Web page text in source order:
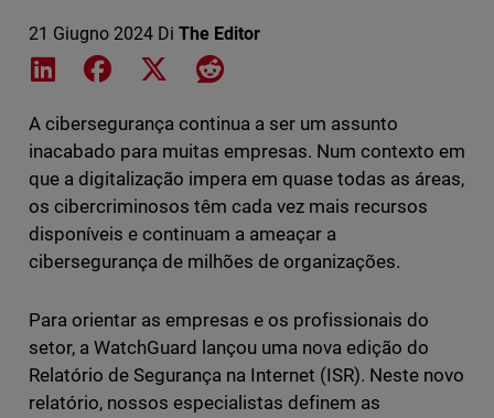
21 Giugno 2024 Di The Editor
Share on LinkedIn
Share on Facebook
Share on XShare on Reddit
A cibersegurança continua a ser um assunto
inacabado para muitas empresas. Num contexto em
que a digitalização impera em quase todas as áreas,
os cibercriminosos têm cada vez mais recursos
disponíveis e continuam a ameaçar a
cibersegurança de milhões de organizações.
Para orientar as empresas e os profissionais do
setor, a WatchGuard lançou uma nova edição do
Relatório de Segurança na Internet (ISR). Neste novo
relatório, nossos especialistas definem as